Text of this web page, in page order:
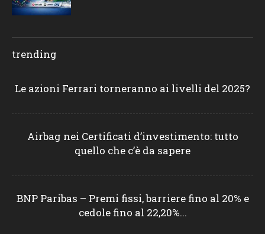
trending
Le azioni Ferrari torneranno ai livelli del 2025?
Airbag nei Certificati d’investimento: tutto
quello che c’è da sapere
BNP Paribas – Premi fissi, barriere fino al 20% e
cedole fino al 22,20%...